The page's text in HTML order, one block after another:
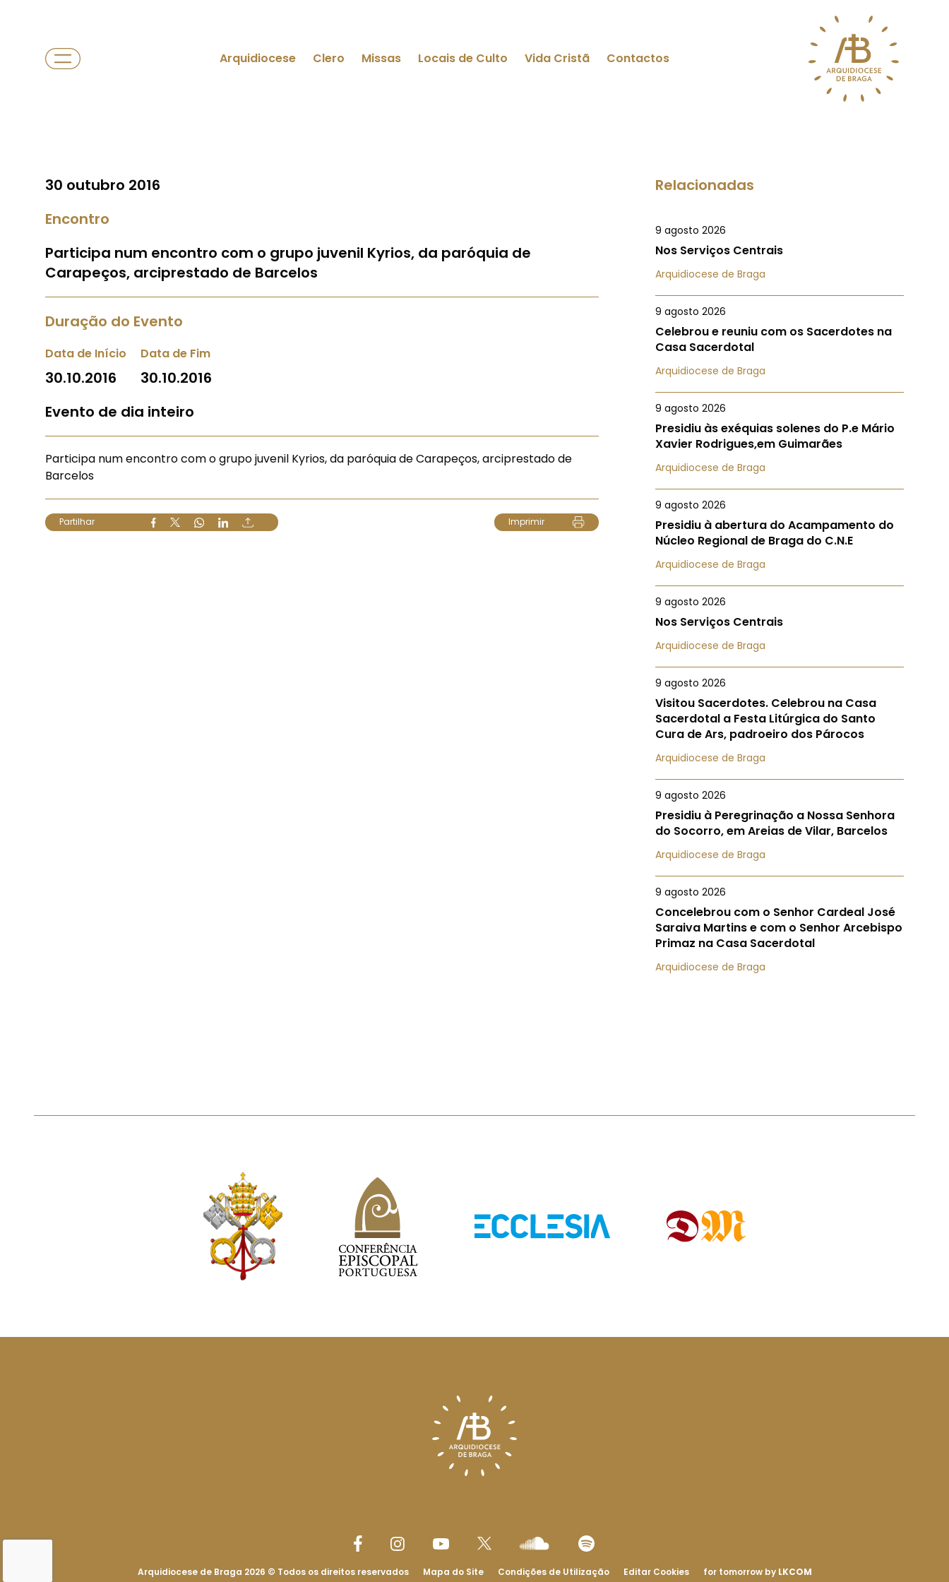
Arquidiocese Clero Missas Locais de Culto Vida Cristã Contactos
30 outubro 2016
Encontro
Participa num encontro com o grupo juvenil Kyrios, da paróquia de
Carapeços, arciprestado de Barcelos
Duração do Evento
Data de Início
30.10.2016
Data de Fim
30.10.2016
Evento de dia inteiro
Participa num encontro com o grupo juvenil Kyrios, da paróquia de Carapeços, arciprestado de
Barcelos
Partilhar Imprimir
Relacionadas
9 agosto 2026
Nos Serviços Centrais
Arquidiocese de Braga
9 agosto 2026
Celebrou e reuniu com os Sacerdotes na
Casa Sacerdotal
Arquidiocese de Braga
9 agosto 2026
Presidiu às exéquias solenes do P.e Mário
Xavier Rodrigues,em Guimarães
Arquidiocese de Braga
9 agosto 2026
Presidiu à abertura do Acampamento do
Núcleo Regional de Braga do C.N.E
Arquidiocese de Braga
9 agosto 2026
Nos Serviços Centrais
Arquidiocese de Braga
9 agosto 2026
Visitou Sacerdotes. Celebrou na Casa
Sacerdotal a Festa Litúrgica do Santo
Cura de Ars, padroeiro dos Párocos
Arquidiocese de Braga
9 agosto 2026
Presidiu à Peregrinação a Nossa Senhora
do Socorro, em Areias de Vilar, Barcelos
Arquidiocese de Braga
9 agosto 2026
Concelebrou com o Senhor Cardeal José
Saraiva Martins e com o Senhor Arcebispo
Primaz na Casa Sacerdotal
Arquidiocese de Braga
Arquidiocese de Braga 2026 © Todos os direitos reservados Mapa do Site Condições de Utilização Editar Cookies for tomorrow by LKCOM